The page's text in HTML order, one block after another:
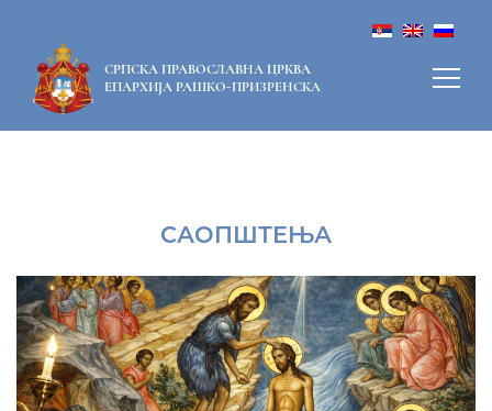
СРПСКА ПРАВОСЛАВНА ЦРКВА
ЕПАРХИЈА РАШКО-ПРИЗРЕНСКА
САОПШТЕЊА